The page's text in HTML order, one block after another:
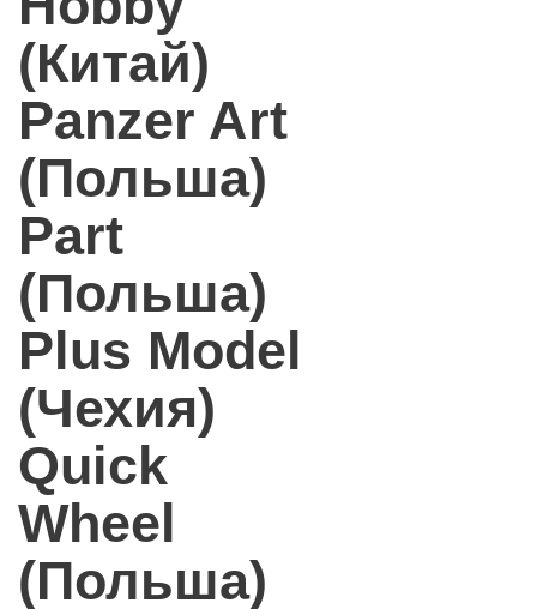
(Китай)
Panzer Art
(Польша)
Part
(Польша)
Plus Model
(Чехия)
Quick
Wheel
(Польша)